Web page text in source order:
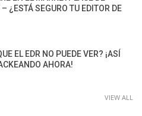
¿ESTÁ SEGURO TU EDITOR DE
EL EDR NO PUEDE VER? ¡ASÍ
AHORA!
VIEW ALL